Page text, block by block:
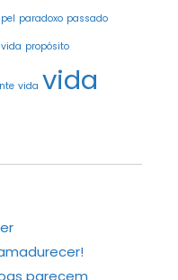
paradoxo passado
propósito
vida vida
parecem